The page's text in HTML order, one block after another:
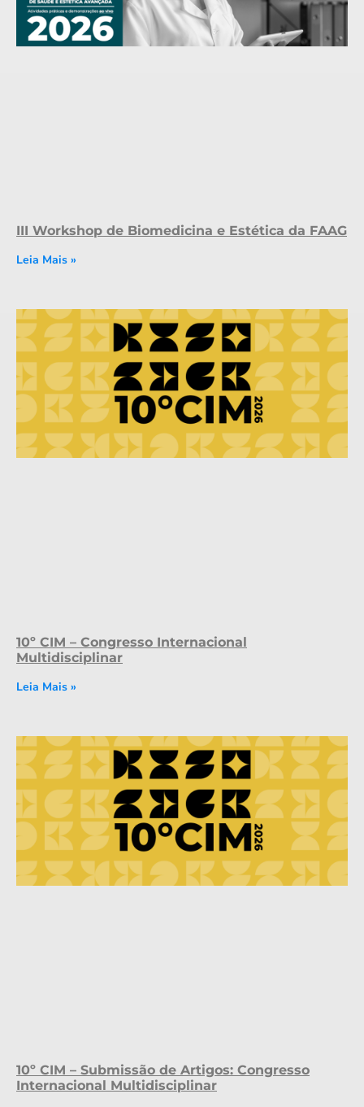
III Workshop de Biomedicina e Estética da FAAG
Leia Mais »
10º CIM – Congresso Internacional
Multidisciplinar
Leia Mais »
10º CIM – Submissão de Artigos: Congresso
Internacional Multidisciplinar